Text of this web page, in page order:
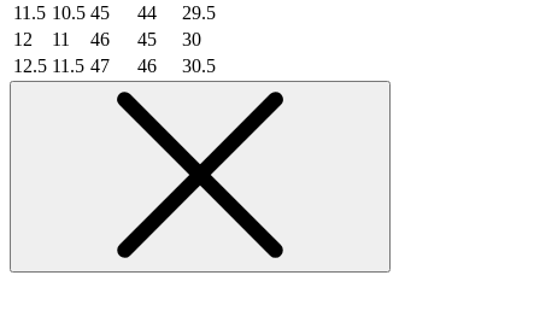
11.5 10.5 45 44
29.5
12
11 46 45
30
12.5 11.5 47 46 30.5